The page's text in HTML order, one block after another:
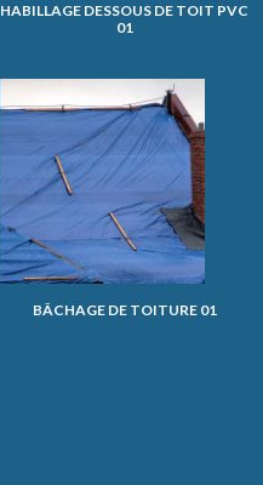
HABILLAGE DESSOUS DE TOIT PVC
01
BÂCHAGE DE TOITURE 01